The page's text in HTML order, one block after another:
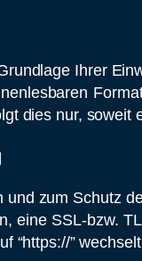
Ihrer
dies nur, soweit
zum Schutz
eine SSL-bzw.
“https://”